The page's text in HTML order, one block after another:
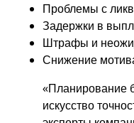
Проблемы с
Задержки в
Штрафы и
Снижение
«Планирование
искусство